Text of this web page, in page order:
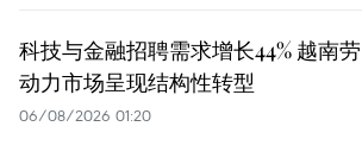
科技与金融招聘需求增长44% 越南劳
动力市场呈现结构性转型
06/08/2026 01:20